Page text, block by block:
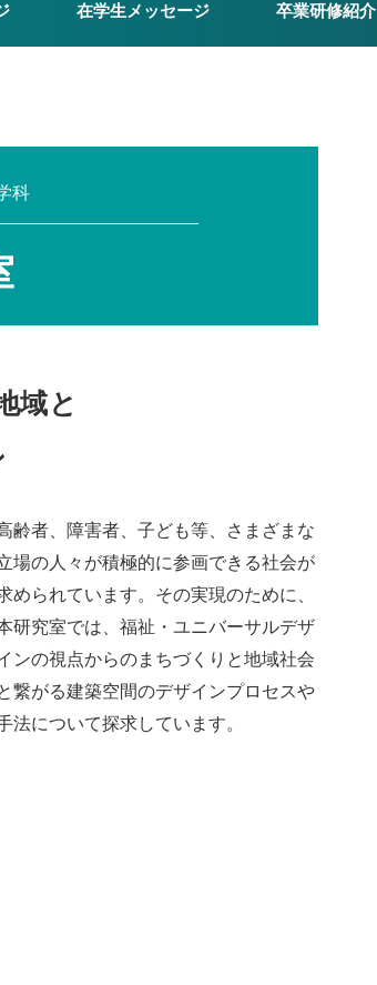
在学生メッセージ 卒業研修紹介
科
域と
齢者、障害者、子ども等、さまざまな
場の人々が積極的に参画できる社会が
められています。その実現のために、
研究室では、福祉・ユニバーサルデザ
ンの視点からのまちづくりと地域社会
繋がる建築空間のデザインプロセスや
法について探求しています。